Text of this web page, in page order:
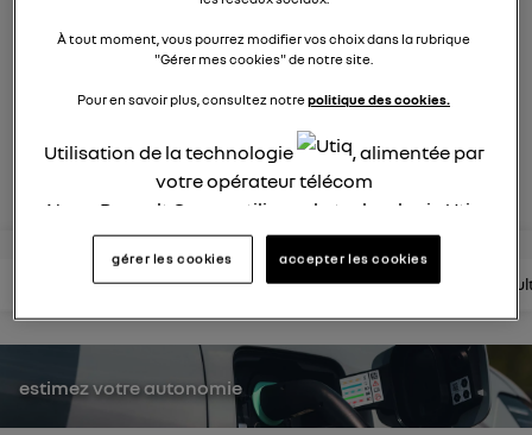
On a réinventé la voiture à vivre, conçue pour le bien-être
posez une question
rejoignez
lire les questions lire les articles consultez la brochure
estimez votre autonomie
À tout moment, vous pourrez modifier vos choix dans la rubrique
"Gérer mes cookies" de notre site.
Pour en savoir plus, consultez notrepolitique des cookies.
Utilisation de la technologie
, alimentée par
votre opérateur télécom
Nous, Renault Group, utilisons la technologie Utiq
pour nos activités digitales (telles que décrites
dans cette notice de consentement) et liées à
utilisez une connexion internet fournie parun
opérateur télécom participantet que vous
consentez sur chaque site).
La technologie Utiq a été conçue pour la
gérer les cookies accepter les cookies